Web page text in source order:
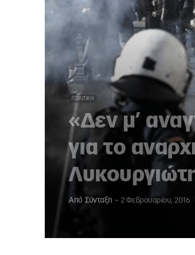
ΠΟΛΙΤΙΚΉ
«Δεν μ’
για το
Από Σύνταξη - 2 Φεβρουαρίου, 2016